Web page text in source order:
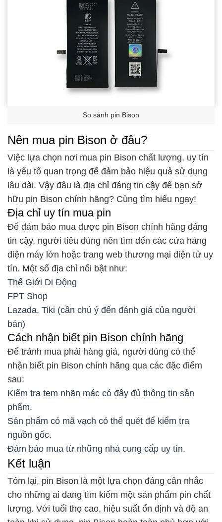
So sánh pin Bison
Nên mua pin Bison ở đâu?
Việc lựa chọn nơi mua pin Bison chất lượng, uy tín
là yếu tố quan trọng để đảm bảo hiệu quả sử dụng
lâu dài. Vậy đâu là địa chỉ đáng tin cậy để bạn sở
hữu pin Bison chính hãng? Cùng tìm hiểu ngay!
Địa chỉ uy tín mua pin
Để đảm bảo mua được pin Bison chính hãng đáng
tin cậy, người tiêu dùng nên tìm đến các cửa hàng
điện máy lớn hoặc trang web thương mại điện tử uy
tín. Một số địa chỉ nổi bật như:
Thế Giới Di Động
FPT Shop
Lazada, Tiki (cần chú ý đến đánh giá của người
bán)
Cách nhận biết pin Bison chính hãng
Để tránh mua phải hàng giả, người dùng có thể
nhận biết pin Bison chính hãng qua các đặc điểm
sau:
Kiểm tra tem nhãn mác có đầy đủ thông tin sản
phẩm.
Sản phẩm có mã vạch có thể quét để kiểm tra
nguồn gốc.
Đảm bảo mua từ những nhà cung cấp uy tín.
Kết luận
Tóm lại, pin Bison là một lựa chọn đáng cân nhắc
cho những ai đang tìm kiếm một sản phẩm pin chất
lượng. Với tuổi thọ cao, hiệu suất ổn định và độ an